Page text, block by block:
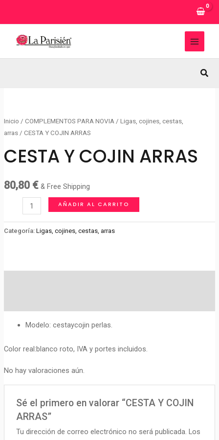
MAIN
Inicio / COMPLEMENTOS PARA NOVIA/ Ligas, cojines, cestas,
arras/ CESTA Y COJIN ARRAS
CESTA Y COJIN ARRAS
80,80 € & Free Shipping
COJIN
AÑADIR AL CARRITO
Categoría: Ligas, cojines, cestas, arras
Modelo: cestaycojin perlas.
Color real:blanco roto, IVA y portes incluidos.
No hay valoraciones aún.
Sé el primero en valorar “CESTA Y COJIN
ARRAS”
Tu dirección de correo electrónico no será publicada. Los